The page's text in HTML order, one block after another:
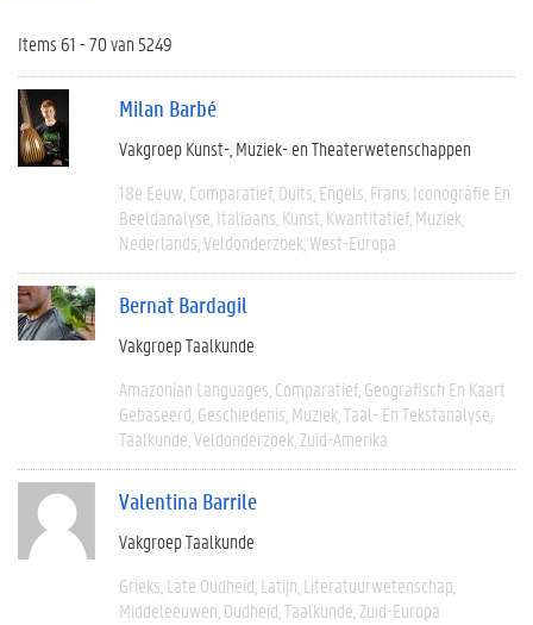
Items 61 - 70 van 5249
Milan Barbé
Vakgroep Kunst-, Muziek- en Theaterwetenschappen
18e Eeuw Comparatief Duits Engels Frans Iconografie En
Beeldanalyse Italiaans Kunst Kwantitatief Muziek
Nederlands Veldonderzoek West-Europa
Bernat Bardagil
Vakgroep Taalkunde
Amazonian Languages Comparatief Geografisch En Kaart
Gebaseerd Geschiedenis Muziek Taal- En Tekstanalyse
Taalkunde Veldonderzoek Zuid-Amerika
Valentina Barrile
Vakgroep Taalkunde
Grieks Late Oudheid Latijn Literatuurwetenschap
Middeleeuwen Oudheid Taalkunde Zuid-Europa